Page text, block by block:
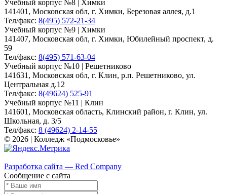
Учебный корпус №8 | Химки
141401, Московская обл, г. Химки, Березовая аллея, д.1
Тел/факс: 8(495) 572-21-34
Учебный корпус №9 | Химки
141407, Московская обл, г. Химки, Юбилейный проспект, д.
59
Тел/факс: 8(495) 571-63-04
Учебный корпус №10 | Решетниково
141631, Московская обл, г. Клин, р.п. Решетниково, ул.
Центральная д.12
Тел/факс: 8(49624) 525-91
Учебный корпус №11 | Клин
141601, Московская область, Клинский район, г. Клин, ул.
Школьная, д. 3/5
Тел/факс: 8 (49624) 2-14-55
© 2026 | Колледж «Подмосковье»
Разработка сайта — Red Company
Сообщение с сайта